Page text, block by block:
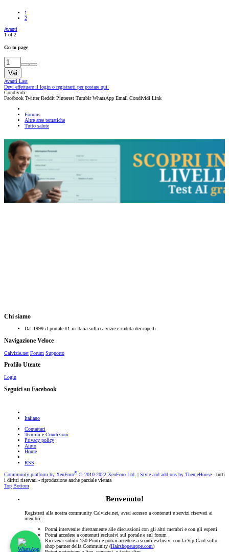
1
2
Avanti
1 of 2
Go to page
Vai
Avanti Last
Devi effettuare il login o registrarti per postare qui.
Condividi:
Facebook Twitter Reddit Pinterest Tumblr WhatsApp Email Condividi Link
Forums
Altre aree tematiche
Tutto salute
Chi siamo
Dal 1999 il portale #1 in Italia sulla calvizie e caduta dei capelli
Navigazione Veloce
Calvizie.net Forum Supporto
Profilo Utente
Login
Seguici su Facebook
Italiano
Contattaci
Termini e Condizioni
Privacy policy
Aiuto
Home
RSS
Community platform by XenForo® © 2010-2022 XenForo Ltd. | Style and add-ons by ThemeHouse - tutti
i diritti riservati - riproduzione anche parziale vietata
Top Bottom
Benvenuto!
Registrati alla nostra community Calvizie.net, avrai accesso a contenuti e servizi riservati ai
membri:
Potrai intervenire direttamente alle discussioni con gli altri membri e con gli esperti
Potrai accedere a contenuti esclusivi sul portale e sul forum
Riceverai subito 150 Punti e potrai accedere a sconti esclusivi con la Vip Card sullo
shop partner della Community (Hairshopeurope.com)